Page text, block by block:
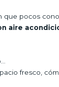
que pocos
aire
fresco,